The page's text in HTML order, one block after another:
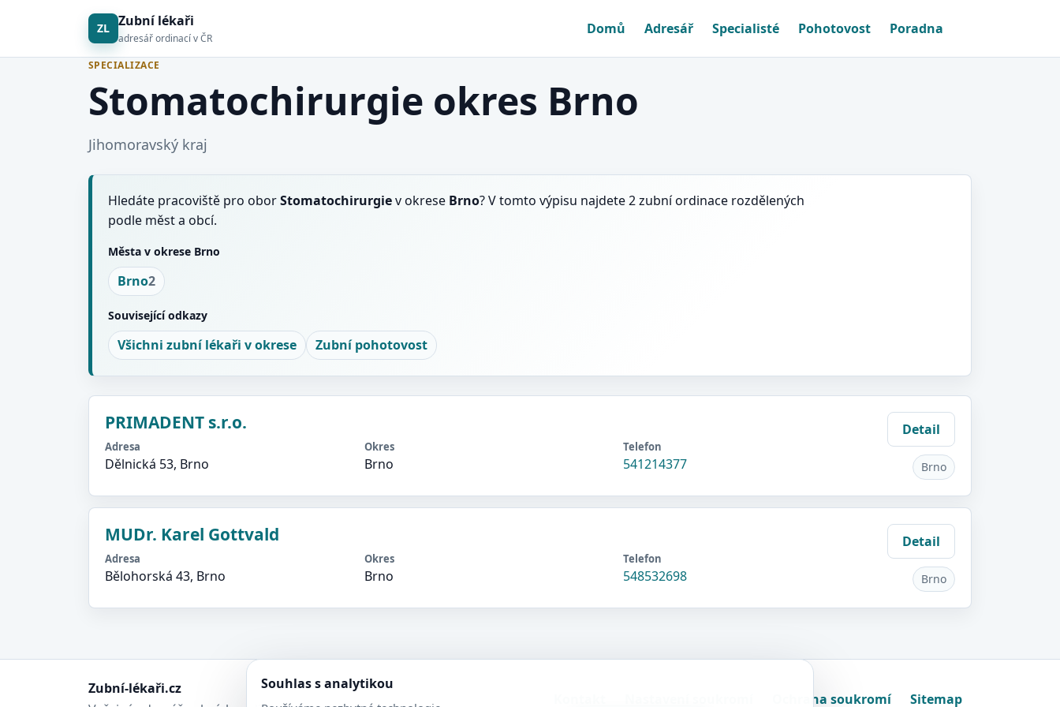
ZL Zubní lékaři
adresář ordinací v ČR
Domů Adresář Specialisté Pohotovost Poradna
SPECIALIZACE
Stomatochirurgie okres Brno
Jihomoravský kraj
Hledáte pracoviště pro oborStomatochirurgiev okrese Brno? V tomto výpisu najdete 2 zubní ordinace rozdělených
podle měst a obcí.
Města v okrese Brno
Brno2
Související odkazy
Všichni zubní lékaři v okrese Zubní pohotovost
PRIMADENT s.r.o.
Adresa
Dělnická 53, Brno
Okres
Brno
Telefon
541214377
Detail
Brno
MUDr. Karel Gottvald
Adresa
Bělohorská 43, Brno
Okres
Brno
Telefon
548532698
Detail
Brno
Zubní-lékaři.cz
Ochrana soukromí Sitemap
Souhlas s analytikou